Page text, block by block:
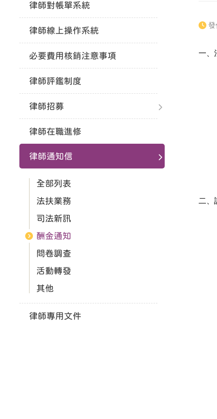
律師對帳單系統
律師線上操作系統
必要費用核銷注意事項
律師評鑑制度
律師招募
律師在職進修
律師通知信
全部列表
法扶業務
司法新訊
酬金通知
問卷調查
活動轉發
其他
律師專用文件
發
一、
二、